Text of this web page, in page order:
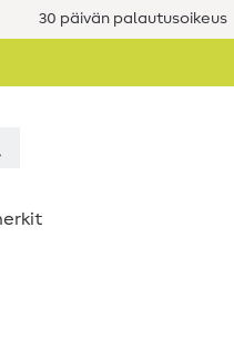
30 päivän palautusoikeus